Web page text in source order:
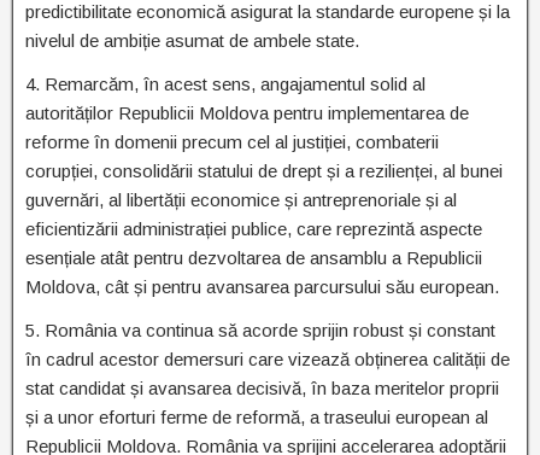
predictibilitate economică asigurat la standarde europene și la
nivelul de ambiție asumat de ambele state.
4. Remarcăm, în acest sens, angajamentul solid al
autorităților Republicii Moldova pentru implementarea de
reforme în domenii precum cel al justiției, combaterii
corupției, consolidării statului de drept și a rezilienței, al bunei
guvernări, al libertății economice și antreprenoriale și al
eficientizării administrației publice, care reprezintă aspecte
esențiale atât pentru dezvoltarea de ansamblu a Republicii
Moldova, cât și pentru avansarea parcursului său european.
5. România va continua să acorde sprijin robust și constant
în cadrul acestor demersuri care vizează obținerea calității de
stat candidat și avansarea decisivă, în baza meritelor proprii
și a unor eforturi ferme de reformă, a traseului european al
Republicii Moldova. România va sprijini accelerarea adoptării